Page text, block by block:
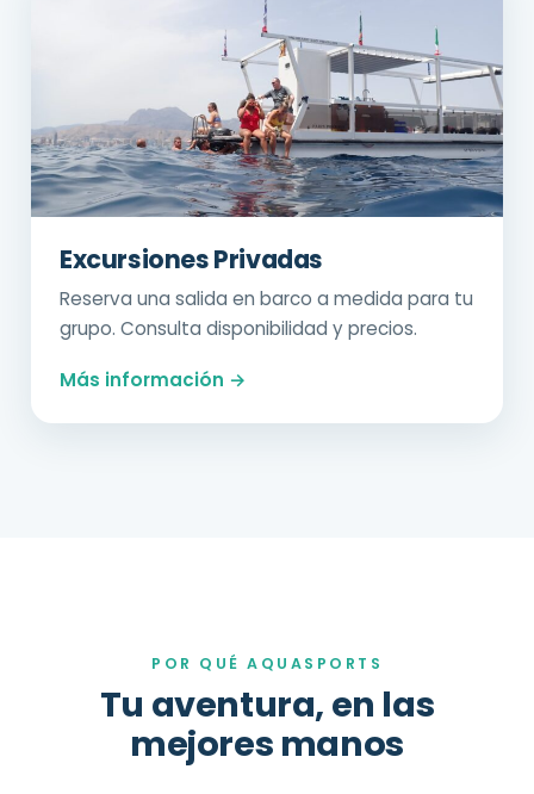
Excursiones Privadas
Reserva una salida en barco a medida para tu
grupo. Consulta disponibilidad y precios.
Más información →
POR QUÉ AQUASPORTS
Tu aventura, en las
mejores manos